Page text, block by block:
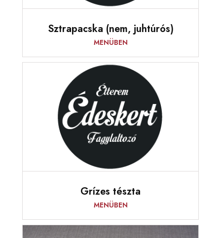
Sztrapacska (nem, juhtúrós)
MENÜBEN
Grízes tészta
MENÜBEN